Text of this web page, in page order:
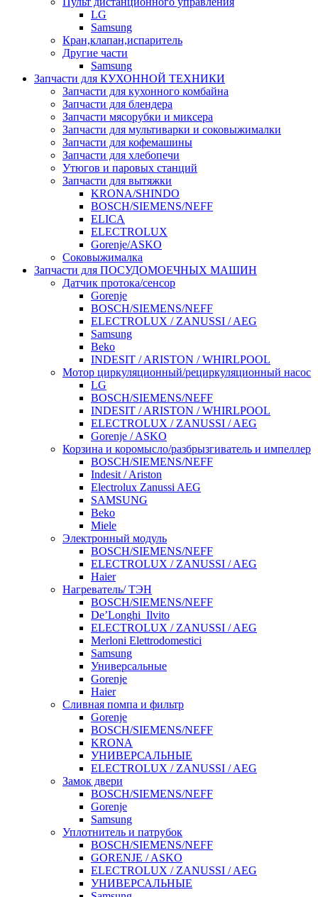
LG
Samsung
Кран,клапан,испаритель
Другие части
Samsung
Запчасти для КУХОННОЙ ТЕХНИКИ
Запчасти для кухонного комбайна
Запчасти для блендера
Запчасти мясорубки и миксера
Запчасти для мультиварки и соковыжималки
Запчасти для кофемашины
Запчасти для хлебопечи
Утюгов и паровых станций
Запчасти для вытяжки
KRONA/SHINDO
BOSCH/SIEMENS/NEFF
ELICA
ELECTROLUX
Gorenje/ASKO
Соковыжималка
Запчасти для ПОСУДОМОЕЧНЫХ МАШИН
Датчик протока/сенсор
Gorenje
BOSCH/SIEMENS/NEFF
ELECTROLUX / ZANUSSI / AEG
Samsung
Beko
INDESIT / ARISTON / WHIRLPOOL
Мотор циркуляционный/рециркуляционный насос
LG
BOSCH/SIEMENS/NEFF
INDESIT / ARISTON / WHIRLPOOL
ELECTROLUX / ZANUSSI / AEG
Gorenje / ASKO
Корзина и коромысло/разбрызгиватель и импеллер
BOSCH/SIEMENS/NEFF
Indesit / Ariston
Electrolux Zanussi AEG
SAMSUNG
Beko
Miele
Электронный модуль
BOSCH/SIEMENS/NEFF
ELECTROLUX / ZANUSSI / AEG
Haier
Нагреватель/ ТЭН
BOSCH/SIEMENS/NEFF
De’Longhi_Ilvito
ELECTROLUX / ZANUSSI / AEG
Merloni Elettrodomestici
Samsung
Универсальные
Gorenje
Haier
Сливная помпа и фильтр
Gorenje
BOSCH/SIEMENS/NEFF
KRONA
УНИВЕРСАЛЬНЫЕ
ELECTROLUX / ZANUSSI / AEG
Замок двери
BOSCH/SIEMENS/NEFF
Gorenje
Samsung
Уплотнитель и патрубок
BOSCH/SIEMENS/NEFF
GORENJE / ASKO
ELECTROLUX / ZANUSSI / AEG
УНИВЕРСАЛЬНЫЕ